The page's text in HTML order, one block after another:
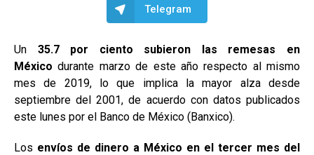
Telegram
Un 35.7 por ciento subieron las remesas en
México durante marzo de este año respecto al mismo
mes de 2019, lo que implica la mayor alza desde
septiembre del 2001, de acuerdo con datos publicados
este lunes por el Banco de México (Banxico).
Los envíos de dinero a México en el tercer mes del